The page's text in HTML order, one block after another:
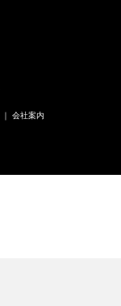
会社案内